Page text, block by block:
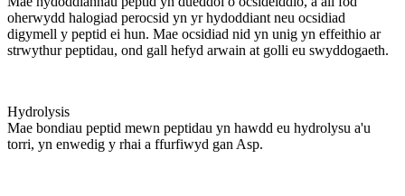
oherwydd halogiad perocsid yn yr hydoddiant neu ocsidiad
digymell y peptid ei hun. Mae ocsidiad nid yn unig yn effeithio ar
strwythur peptidau, ond gall hefyd arwain at golli eu swyddogaeth.
Hydrolysis
Mae bondiau peptid mewn peptidau yn hawdd eu hydrolysu a'u
torri, yn enwedig y rhai a ffurfiwyd gan Asp.